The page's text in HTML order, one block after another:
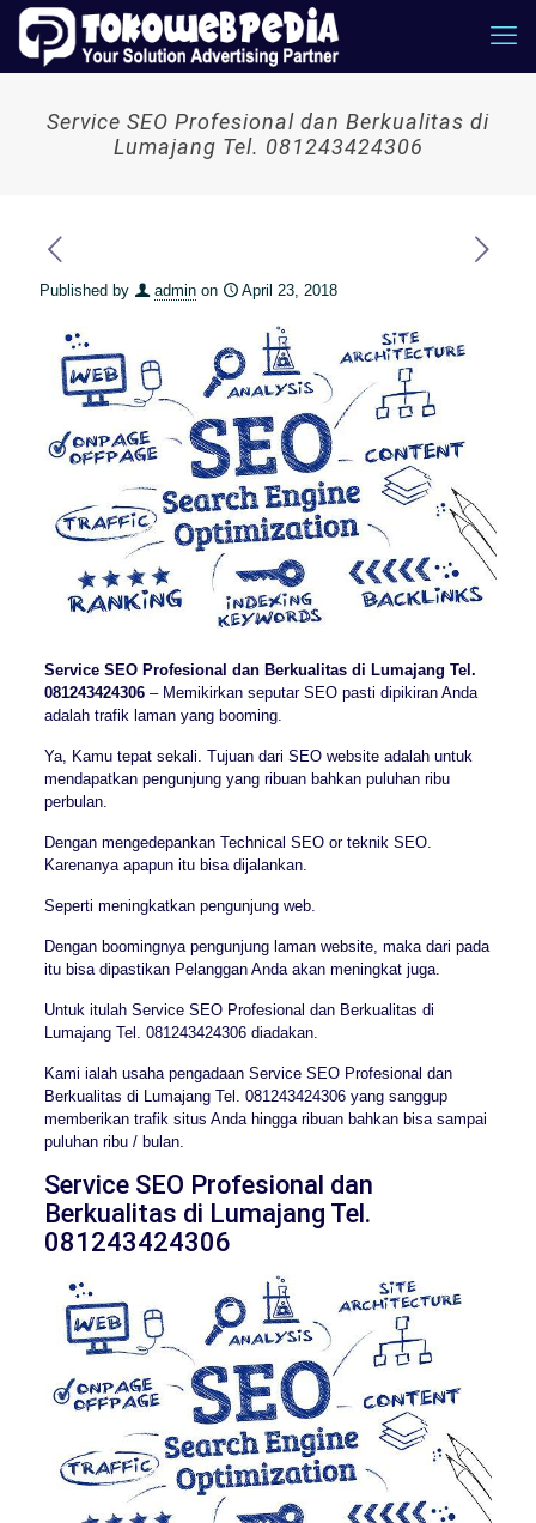
Service SEO Profesional dan Berkualitas di
Lumajang Tel. 081243424306
Published by admin on April 23, 2018
Service SEO Profesional dan Berkualitas di Lumajang Tel.
081243424306– Memikirkan seputar SEO pasti dipikiran Anda
adalah trafik laman yang booming.
Ya, Kamu tepat sekali. Tujuan dari SEO website adalah untuk
mendapatkan pengunjung yang ribuan bahkan puluhan ribu
perbulan.
Dengan mengedepankan Technical SEO or teknik SEO.
Karenanya apapun itu bisa dijalankan.
Seperti meningkatkan pengunjung web.
Dengan boomingnya pengunjung laman website, maka dari pada
itu bisa dipastikan Pelanggan Anda akan meningkat juga.
Untuk itulah Service SEO Profesional dan Berkualitas di
Lumajang Tel. 081243424306 diadakan.
Kami ialah usaha pengadaan Service SEO Profesional dan
Berkualitas di Lumajang Tel. 081243424306 yang sanggup
memberikan trafik situs Anda hingga ribuan bahkan bisa sampai
puluhan ribu / bulan.
Service SEO Profesional dan
Berkualitas di Lumajang Tel.
081243424306